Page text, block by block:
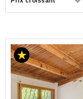
ACHAT
MAISON
PROVENCE-
ALPES-
COTE-D-
AZUR